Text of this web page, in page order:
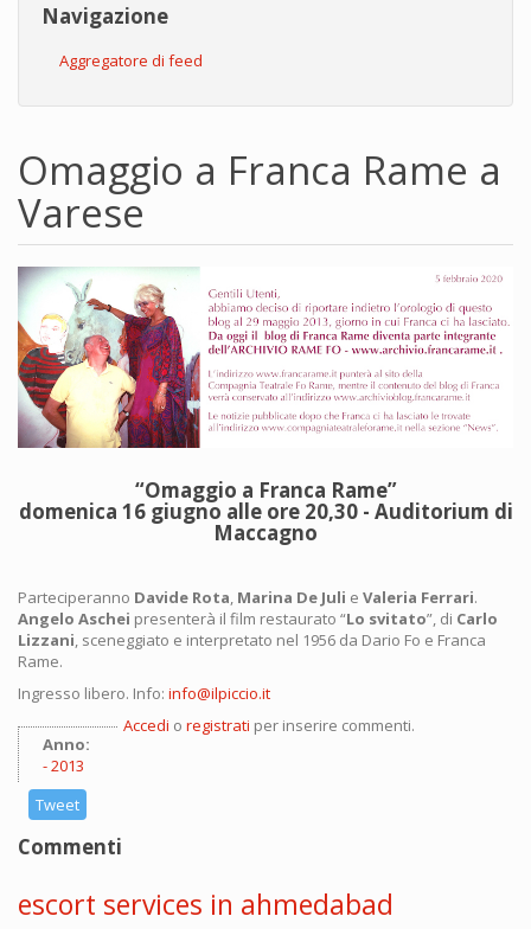
Navigazione
Aggregatore di feed
Omaggio a Franca Rame a
Varese
“Omaggio a Franca Rame”
domenica 16 giugno alle ore 20,30 - Auditorium di
Maccagno
Parteciperanno Davide Rota, Marina De Juli e Valeria Ferrari.
Angelo Aschei presenterà il film restaurato “Lo svitato”, di Carlo
Lizzani, sceneggiato e interpretato nel 1956 da Dario Fo e Franca
Rame.
Ingresso libero. Info: info@ilpiccio.it
Anno:
2013
Accedi o registrati per inserire commenti.
Tweet
Commenti
escort services in ahmedabad